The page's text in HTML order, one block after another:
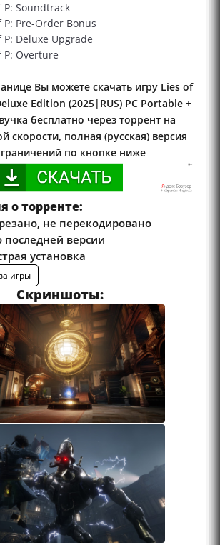
P: Soundtrack
P: Pre-Order Bonus
P: Deluxe Upgrade
P: Overture
Вы можете скачать игру Lies of
Edition (2025|RUS) PC Portable +
бесплатно через торрент на
скорости, полная (русская) версия
по кнопке ниже
о торренте:
не перекодировано
версии
установка
игры
Скриншоты: